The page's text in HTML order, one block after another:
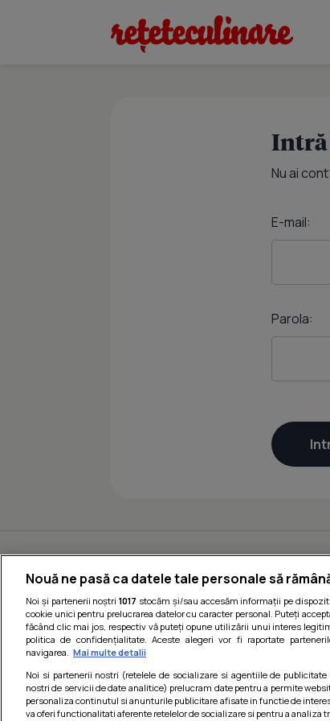
Intră
Nu ai
E-mail:
Parola:
Nouă ne pasă ca datele tale personale să
Noi și partenerii noștri1017 stocăm și/sau accesăm informații pe
cookie unici pentru prelucrarea datelor cu caracter personal. Puteți
făcând clic mai jos, respectiv vă puteți opune utilizării unui interes
politica de confidențialitate. Aceste alegeri vor fi raportate
navigarea. Mai multe detalii
Noi si partenerii nostri (retelele de socializare si agentiile de
nostri de servicii de date analitice) prelucram date pentru a permite
personaliza continutul si anunturile publicitare afisate in functie de
va oferi functionalitati aferente retelelor de socializare si pentru a analiza